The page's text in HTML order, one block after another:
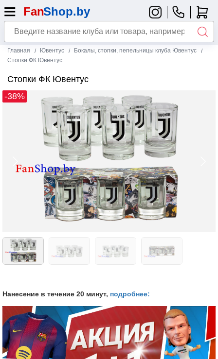
Главная Ювентус
Бокалы, стопки, пепельницы клуба Ювентус
​Стопки ФК Ювентус
​Стопки ФК Ювентус
-38%
Нанесение в течение 20 минут, подробнее: